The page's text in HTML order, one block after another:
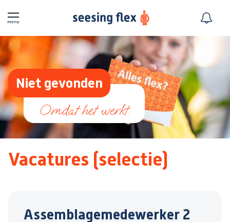
Niet gevonden
Vacatures (selectie)
Assemblagemedewerker 2